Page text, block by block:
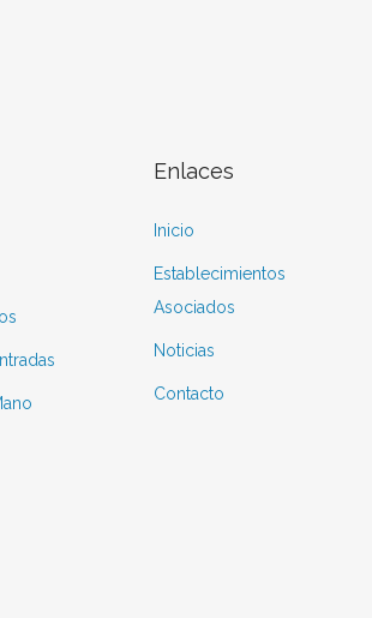
Enlaces
Inicio
Establecimientos
Asociados
Noticias
Contacto